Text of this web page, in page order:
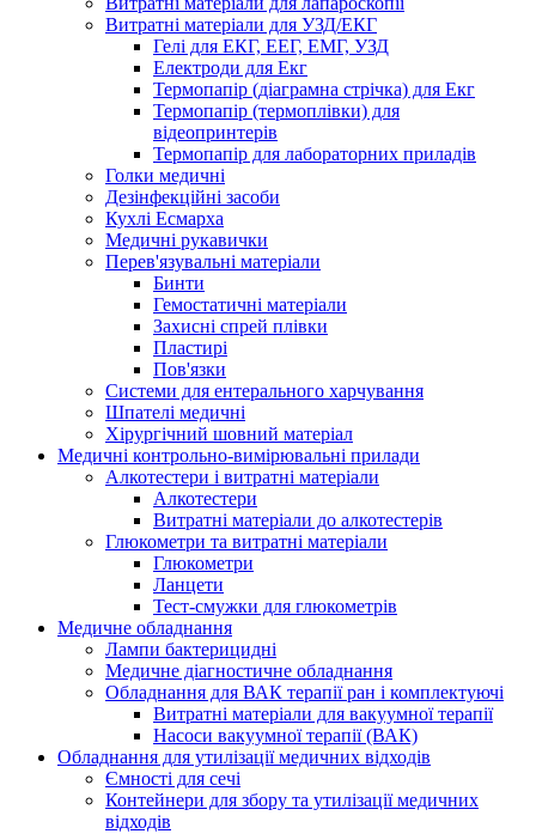
Витратні матеріали для УЗД/ЕКГ
Гелі для ЕКГ, ЕЕГ, ЕМГ, УЗД
Електроди для Екг
Термопапір (діаграмна стрічка) для Екг
Термопапір (термоплівки) для
відеопринтерів
Термопапір для лабораторних приладів
Голки медичні
Дезінфекційні засоби
Кухлі Есмарха
Медичні рукавички
Перев'язувальні матеріали
Бинти
Гемостатичні матеріали
Захисні спрей плівки
Пластирі
Пов'язки
Системи для ентерального харчування
Шпателі медичні
Хірургічний шовний матеріал
Медичні контрольно-вимірювальні прилади
Алкотестери і витратні матеріали
Алкотестери
Витратні матеріали до алкотестерів
Глюкометри та витратні матеріали
Глюкометри
Ланцети
Тест-смужки для глюкометрів
Медичне обладнання
Лампи бактерицидні
Медичне діагностичне обладнання
Обладнання для ВАК терапії ран і комплектуючі
Витратні матеріали для вакуумної терапії
Насоси вакуумної терапії (ВАК)
Обладнання для утилізації медичних відходів
Ємності для сечі
Контейнери для збору та утилізації медичних
відходів